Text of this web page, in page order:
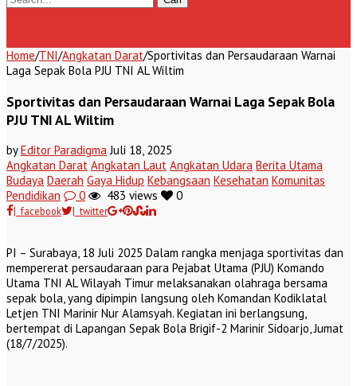
Home/TNI/Angkatan Darat/Sportivitas dan Persaudaraan Warnai
Laga Sepak Bola PJU TNI AL Wiltim
Sportivitas dan Persaudaraan Warnai Laga Sepak Bola
PJU TNI AL Wiltim
byEditor Paradigma Juli 18, 2025
Angkatan Darat Angkatan Laut Angkatan Udara Berita Utama
Budaya Daerah Gaya Hidup Kebangsaan Kesehatan Komunitas
Pendidikan
0 483 views 0
| facebook | twitter
PI – Surabaya, 18 Juli 2025 Dalam rangka menjaga sportivitas dan
mempererat persaudaraan para Pejabat Utama (PJU) Komando
Utama TNI AL Wilayah Timur melaksanakan olahraga bersama
sepak bola, yang dipimpin langsung oleh Komandan Kodiklatal
Letjen TNI Marinir Nur Alamsyah. Kegiatan ini berlangsung,
bertempat di Lapangan Sepak Bola Brigif-2 Marinir Sidoarjo, Jumat
(18/7/2025).